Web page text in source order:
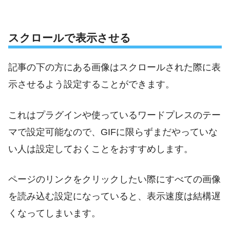
スクロールで表示させる
記事の下の方にある画像はスクロールされた際に表
示させるよう設定することができます。
これはプラグインや使っているワードプレスのテー
マで設定可能なので、GIFに限らずまだやっていな
い人は設定しておくことをおすすめします。
ページのリンクをクリックしたい際にすべての画像
を読み込む設定になっていると、表示速度は結構遅
くなってしまいます。